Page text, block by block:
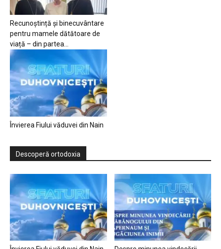
Recunoștință și binecuvântare
pentru mamele dătătoare de
viață – din partea...
Învierea Fiului văduvei din Nain
Descoperă ortodoxia